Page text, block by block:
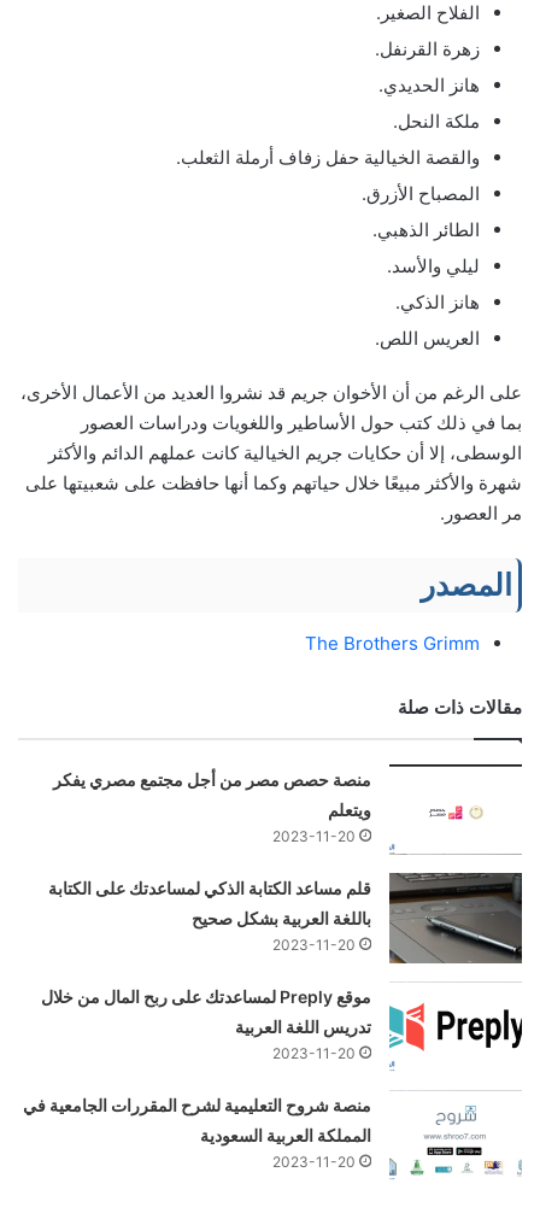
الفلاح الصغير.
زهرة القرنفل.
هانز الحديدي.
ملكة النحل.
والقصة الخيالية حفل زفاف أرملة الثعلب.
المصباح الأزرق.
الطائر الذهبي.
ليلي والأسد.
هانز الذكي.
العريس اللص.
على الرغم من أن الأخوان جريم قد نشروا العديد من الأعمال الأخرى،
بما في ذلك كتب حول الأساطير واللغويات ودراسات العصور
الوسطى، إلا أن حكايات جريم الخيالية كانت عملهم الدائم والأكثر
شهرة والأكثر مبيعًا خلال حياتهم وكما أنها حافظت على شعبيتها على
مر العصور.
المصدر
The Brothers Grimm
مقالات ذات صلة
منصة حصص مصر من أجل مجتمع مصري يفكر
ويتعلم
2023-11-20
قلم مساعد الكتابة الذكي لمساعدتك على الكتابة
باللغة العربية بشكل صحيح
2023-11-20
موقع Preply لمساعدتك على ربح المال من خلال
تدريس اللغة العربية
2023-11-20
منصة شروح التعليمية لشرح المقررات الجامعية في
المملكة العربية السعودية
2023-11-20